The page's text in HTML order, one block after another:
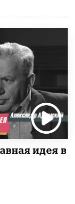
идея в